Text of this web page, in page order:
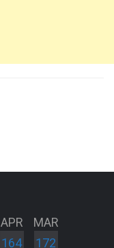
APR
164
MAR
172